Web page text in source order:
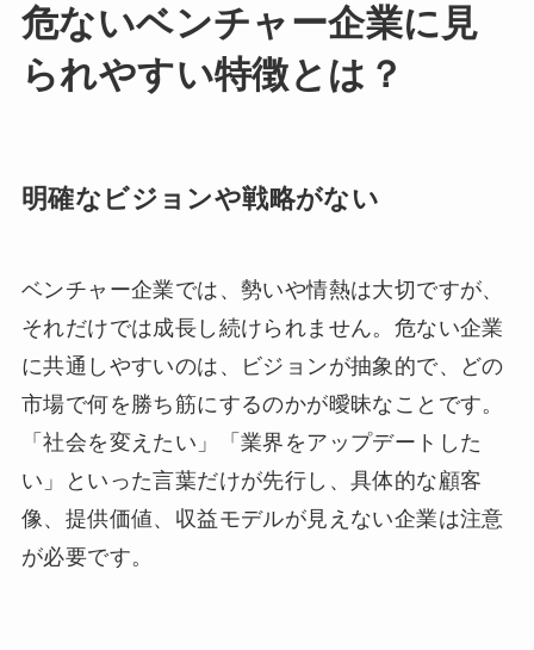
危ないベンチャー企業に見
られやすい特徴とは？
明確なビジョンや戦略がない
ベンチャー企業では、勢いや情熱は大切ですが、
それだけでは成長し続けられません。危ない企業
に共通しやすいのは、ビジョンが抽象的で、どの
市場で何を勝ち筋にするのかが曖昧なことです。
「社会を変えたい」「業界をアップデートした
い」といった言葉だけが先行し、具体的な顧客
像、提供価値、収益モデルが見えない企業は注意
が必要です。